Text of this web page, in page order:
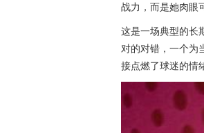
战力，而是她肉眼
这是一场典型的长
对的对错，一个为
接点燃了球迷的情